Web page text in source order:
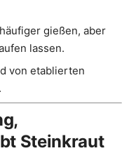
gießen, aber
lassen.
von etablierten
Steinkraut